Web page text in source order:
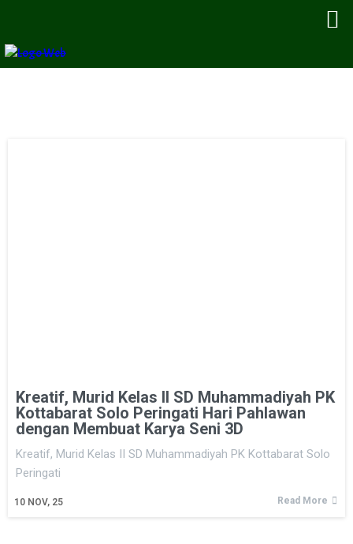
Kreatif, Murid Kelas II SD Muhammadiyah PK
Kottabarat Solo Peringati Hari Pahlawan
dengan Membuat Karya Seni 3D
10 NOV, 25
Kreatif, Murid Kelas II SD Muhammadiyah PK Kottabarat Solo
Peringati
Read More